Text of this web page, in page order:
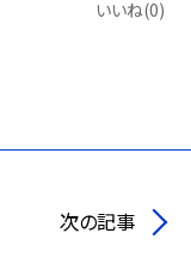
いいね(0)
次の記事